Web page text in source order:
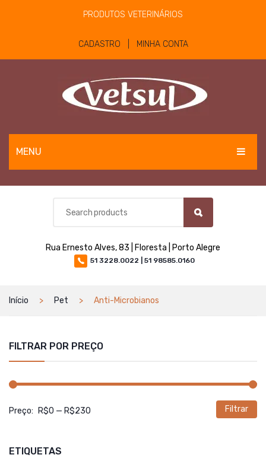
PRODUTOS VETERINÁRIOS
CADASTRO | MINHA CONTA
MENU
EQUINOS
BOVINOS E OVINOS
MATERIAIS E EQUIPAMENTOS
Rua Ernesto Alves, 83 | Floresta | Porto Alegre
51 3228.0022 | 51 98585.0160
Início Pet Anti-Microbianos
FILTRAR POR PREÇO
Filtrar
Preço: R$0 — R$230
ETIQUETAS